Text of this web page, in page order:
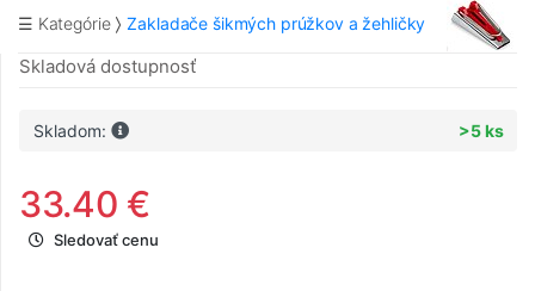
☰ Kategórie Zakladače šikmých prúžkov a žehličky
Skladová dostupnosť
Skladom: >5 ks
33.40 €
Sledovať cenu